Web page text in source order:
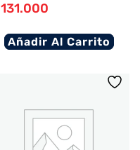
131.000
Añadir Al Carrito